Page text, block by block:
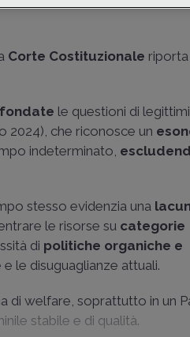
Corte Costituzionale riporta
le questioni di
2024), che riconosce un
indeterminato,
stesso evidenzia una
le risorse su categorie
di politiche organiche e
le disuguaglianze attuali.
di welfare, soprattutto in un
stabile e di qualità.